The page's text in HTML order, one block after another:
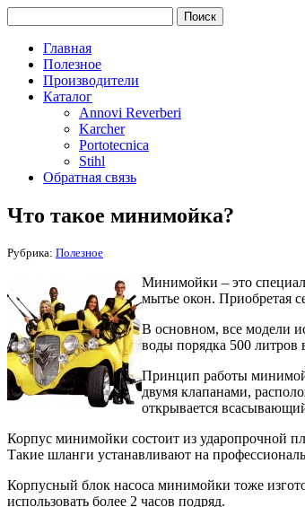
Главная
Полезное
Производители
Каталог
Annovi Reverberi
Karcher
Portotecnica
Stihl
Обратная связь
Что такое минимойка?
Рубрика: Полезное
Минимойки – это
мытье окон. Приобретая
В основном, все модели
воды порядка 500 литров
Принцип работы
двумя клапанами,
открывается
Корпус минимойки состоит из ударопрочной
Такие шланги устанавливают на
Корпусный блок насоса минимойки тоже
использовать более 2 часов подряд.